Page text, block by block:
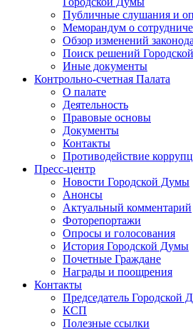
Публичные слушания и
Меморандум о
Обзор изменений
Поиск решений
Иные документы
Контрольно-счетная Палата
О палате
Деятельность
Правовые основы
Документы
Контакты
Противодействие
Пресс-центр
Новости Городской Думы
Анонсы
Актуальный комментарий
Фоторепортажи
Опросы и голосования
История Городской Думы
Почетные Граждане
Награды и поощрения
Контакты
Председатель Городской
КСП
Полезные ссылки